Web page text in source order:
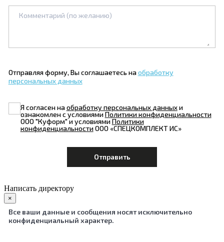
Отправляя форму, Вы соглашаетесь наобработку
персональных данных
Я согласен наобработку персональных данныхи
ознакомлен с условиямиПолитики конфиденциальности
ООО "Куформ" и условиямиПолитики
конфиденциальностиООО «СПЕЦКОМПЛЕКТ ИС»
Написать директору
×
Все ваши данные и сообщения носят исключительно
конфиденциальный характер.